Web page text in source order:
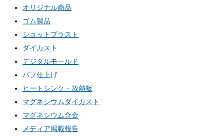
オリジナル商品
ゴム製品
ショットブラスト
ダイカスト
デジタルモールド
バフ仕上げ
ヒートシンク・放熱板
マグネシウムダイカスト
マグネシウム合金
メディア掲載報告